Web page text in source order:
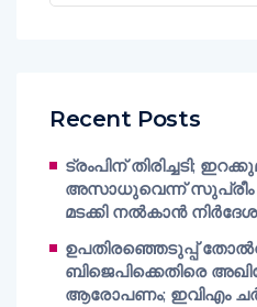
Recent Posts
ട്രംപിന് തിരിച്ചടി;
അസാധുവെന്ന് സുപ്രീം
മടക്കി നൽകാൻ
ഉപതിരഞ്ഞെടുപ്പ്
ബിജെപിക്കെതിരെ
ആരോപണം; ഇവിഎം